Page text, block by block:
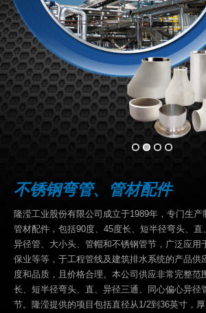
档案下载
电子型录
联络我们
不锈钢弯管、管材配件
隆滢工业股份有限公司成立于1989年，专门生
管材配件，包括90度、45度长、短半径弯头、
异径管、大小头、管帽和不锈钢管节，广泛应用
保业等等，于工程管线及建筑排水系统的产品供
度和品质，且价格合理。本公司供应非常完整范
长、短半径弯头、直、异径三通、同心偏心异径
节。隆滢提供的项目包括直径从1/2到36英寸，